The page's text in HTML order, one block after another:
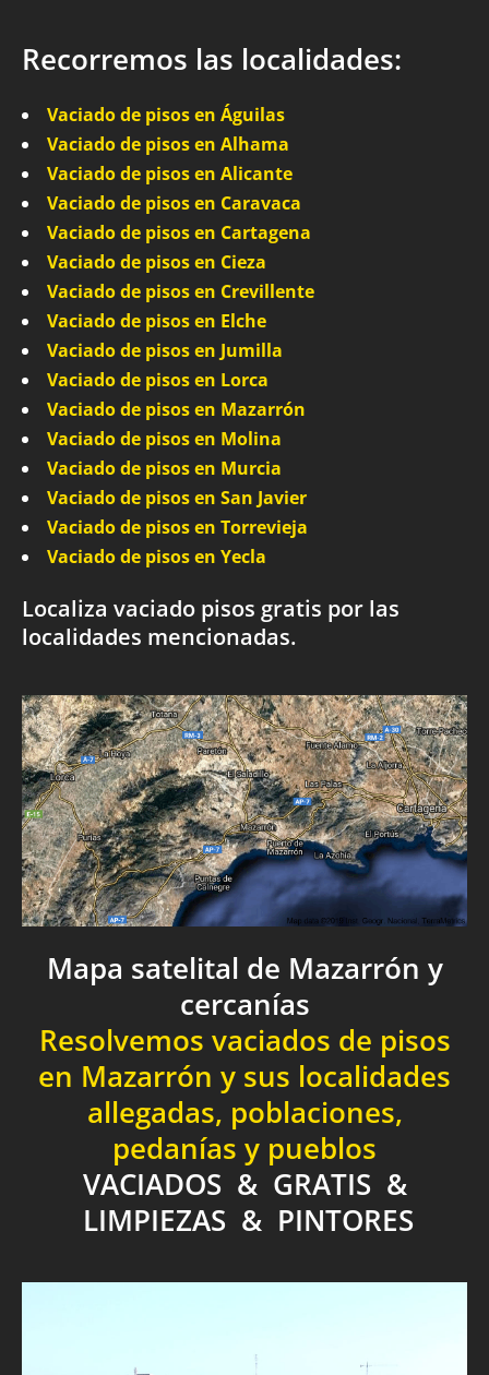
Recorremos las localidades:
Vaciado de pisos en Águilas
Vaciado de pisos en Alhama
Vaciado de pisos en Alicante
Vaciado de pisos en Caravaca
Vaciado de pisos en Cartagena
Vaciado de pisos en Cieza
Vaciado de pisos en Crevillente
Vaciado de pisos en Elche
Vaciado de pisos en Jumilla
Vaciado de pisos en Lorca
Vaciado de pisos en Mazarrón
Vaciado de pisos en Molina
Vaciado de pisos en Murcia
Vaciado de pisos en San Javier
Vaciado de pisos en Torrevieja
Vaciado de pisos en Yecla
Localiza vaciado pisos gratis por las
localidades mencionadas.
Mapa satelital de Mazarrón y
cercanías
Resolvemos vaciados de pisos
en Mazarrón y sus localidades
allegadas, poblaciones,
pedanías y pueblos
VACIADOS & GRATIS &
LIMPIEZAS & PINTORES